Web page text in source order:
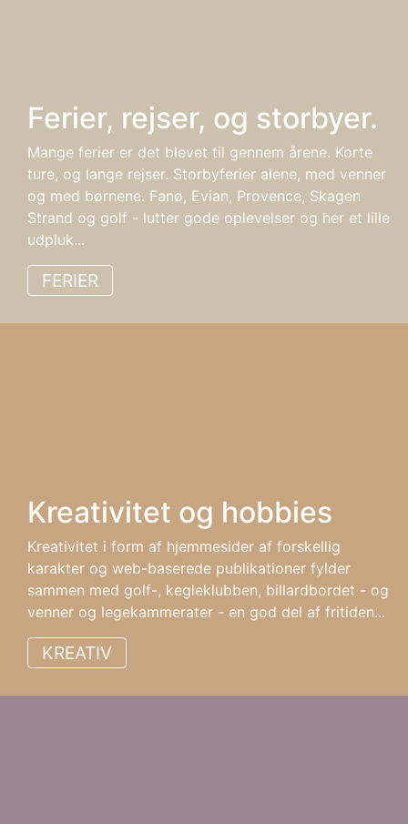
Ferier, rejser, og storbyer.
Mange ferier er det blevet til gennem årene. Korte
ture, og lange rejser. Storbyferier alene, med venner
og med børnene. Fanø, Evian, Provence, Skagen
Strand og golf - lutter gode oplevelser og her et lille
udpluk...
FERIER
Kreativitet og hobbies
Kreativitet i form af hjemmesider af forskellig
karakter og web-baserede publikationer fylder
sammen med golf-, kegleklubben, billardbordet - og
venner og legekammerater - en god del af fritiden...
KREATIV